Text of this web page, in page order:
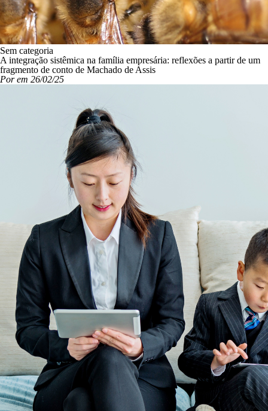
Sem categoria
A integração sistêmica na família empresária: reflexões a partir de um
fragmento de conto de Machado de Assis
Por em 26/02/25